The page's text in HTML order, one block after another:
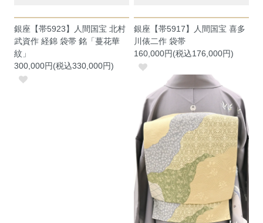
銀座【帯5923】人間国宝 北村
武資作 経錦 袋帯 銘「蔓花華
紋」
300,000円(税込330,000円)
銀座【帯5917】人間国宝 喜多
川俵二作 袋帯
160,000円(税込176,000円)